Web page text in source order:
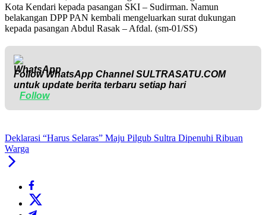
Kota Kendari kepada pasangan SKI – Sudirman. Namun
belakangan DPP PAN kembali mengeluarkan surat dukungan
kepada pasangan Abdul Rasak – Afdal. (sm-01/SS)
Follow WhatsApp ChannelSULTRASATU.COM
untuk update berita terbaru setiap hari
Follow
Deklarasi “Harus Selaras” Maju Pilgub Sultra Dipenuhi Ribuan
Warga